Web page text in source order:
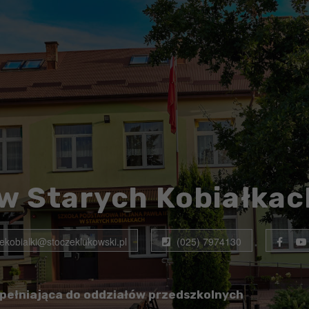
Starych
(025) 7974130
do oddziałów przedszkolnych